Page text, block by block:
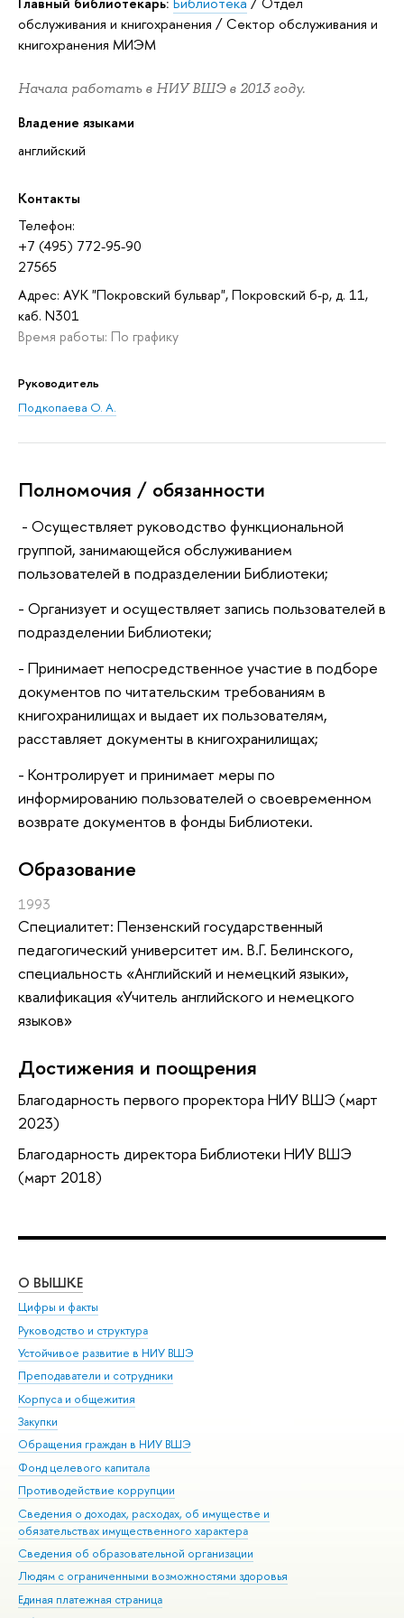
обслуживания и книгохранения /Сектор обслуживания и
книгохранения МИЭМ
Начала работать в НИУ ВШЭ в 2013 году.
Владение языками
английский
Контакты
Телефон:
+7 (495) 772-95-90
27565
Адрес: АУК "Покровский бульвар", Покровский б-р, д. 11,
каб. N301
Время работы: По графику
Руководитель
Подкопаева О. А.
Полномочия / обязанности
- Осуществляет руководство функциональной
группой, занимающейся обслуживанием
пользователей в подразделении Библиотеки;
- Организует и осуществляет запись пользователей в
подразделении Библиотеки;
- Принимает непосредственное участие в подборе
документов по читательским требованиям в
книгохранилищах и выдает их пользователям,
расставляет документы в книгохранилищах;
- Контролирует и принимает меры по
информированию пользователей о своевременном
возврате документов в фонды Библиотеки.
Oбразование
1993
Специалитет: Пензенский государственный
педагогический университет им. В.Г. Белинского,
специальность «Английский и немецкий языки»,
квалификация «Учитель английского и немецкого
языков»
Достижения и поощрения
Благодарность первого проректора НИУ ВШЭ (март
2023)
Благодарность директора Библиотеки НИУ ВШЭ
(март 2018)
О ВЫШКЕ
Цифры и факты
Руководство и структура
Устойчивое развитие в НИУ ВШЭ
Преподаватели и сотрудники
Корпуса и общежития
Закупки
Обращения граждан в НИУ ВШЭ
Фонд целевого капитала
Противодействие коррупции
Сведения о доходах, расходах, об имуществе и
обязательствах имущественного характера
Сведения об образовательной организации
Людям с ограниченными возможностями здоровья
Единая платежная страница